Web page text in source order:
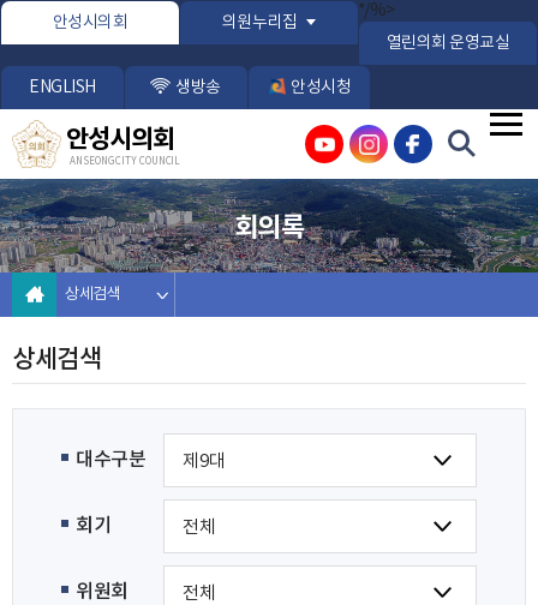
본문바로가기
안성시의회 의원누리집
*/%>
열린의회 운영교실
ENGLISH 생방송 안성시청
안성시의회
ANSEONG CITY COUNCIL
회의록
상세검색
상세검색
대수구분
회기
위원회